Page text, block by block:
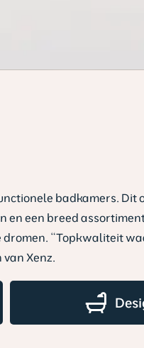
badkamers.
en een breed
“Topkwaliteit
Xenz.